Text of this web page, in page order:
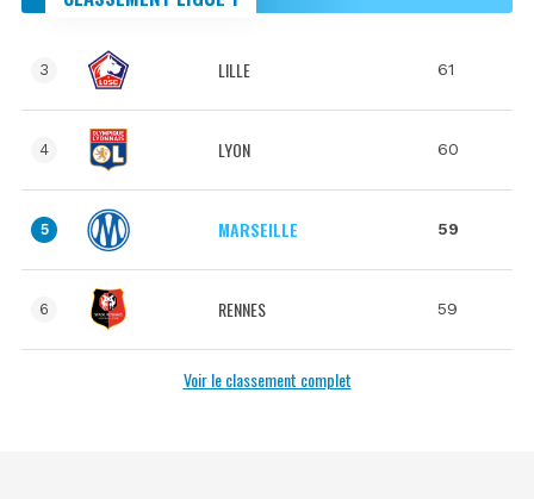
3 LILLE 61
4 LYON 60
5 MARSEILLE 59
6 RENNES 59
Voir le classement complet